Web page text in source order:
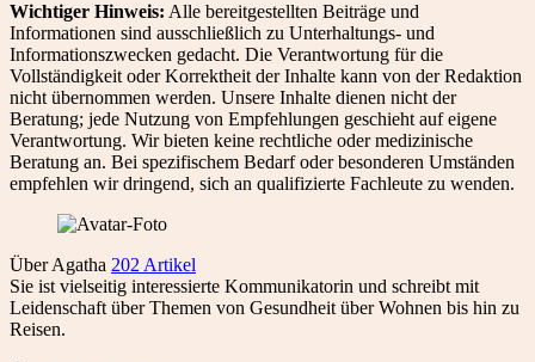
Wichtiger Hinweis: Alle bereitgestellten Beiträge und
Informationen sind ausschließlich zu Unterhaltungs- und
Informationszwecken gedacht. Die Verantwortung für die
Vollständigkeit oder Korrektheit der Inhalte kann von der Redaktion
nicht übernommen werden. Unsere Inhalte dienen nicht der
Beratung; jede Nutzung von Empfehlungen geschieht auf eigene
Verantwortung. Wir bieten keine rechtliche oder medizinische
Beratung an. Bei spezifischem Bedarf oder besonderen Umständen
empfehlen wir dringend, sich an qualifizierte Fachleute zu wenden.
Über Agatha 202 Artikel
Sie ist vielseitig interessierte Kommunikatorin und schreibt mit
Leidenschaft über Themen von Gesundheit über Wohnen bis hin zu
Reisen.